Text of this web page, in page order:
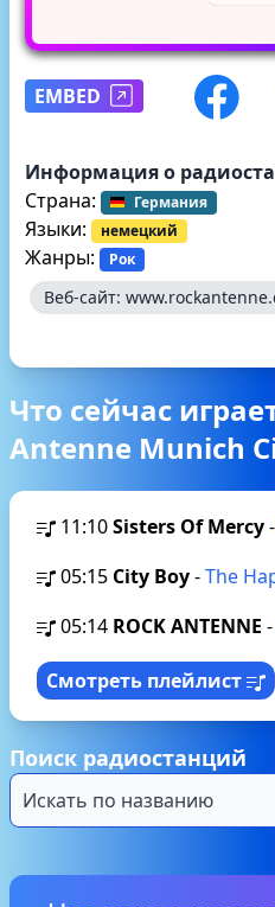
EMBED
Информация о
Страна:
Германия
Языки: немецкий
Жанры: Рок
Веб-сайт:
Что сейчас
Antenne Munich
11:10Sisters Of Mercy-
05:15 City Boy-The
05:14 ROCK ANTENNE -
Смотреть плейлист
Поиск радиостанций